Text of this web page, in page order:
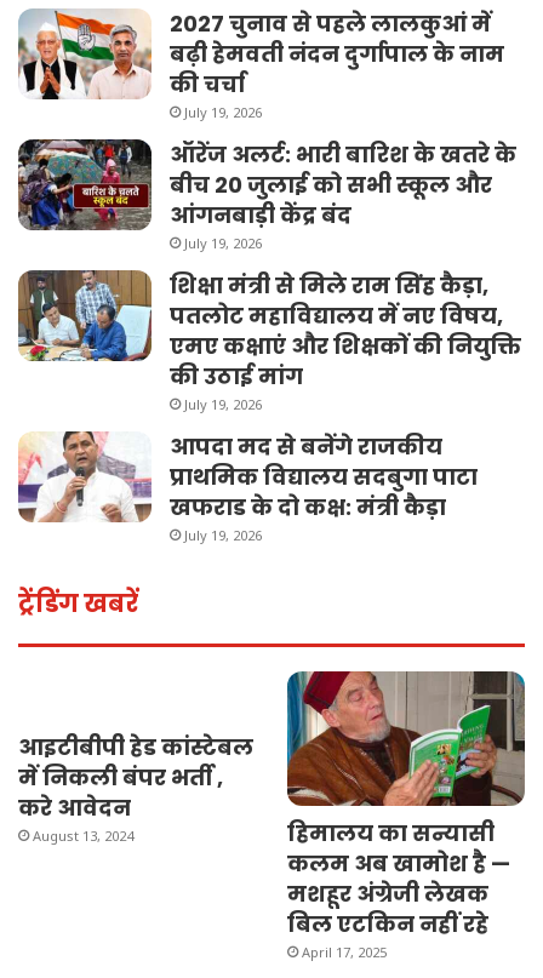
2027 चुनाव से पहले लालकुआं में
बढ़ी हेमवती नंदन दुर्गापाल के नाम
की चर्चा
July 19, 2026
ऑरेंज अलर्ट: भारी बारिश के खतरे के
बीच 20 जुलाई को सभी स्कूल और
आंगनबाड़ी केंद्र बंद
July 19, 2026
शिक्षा मंत्री से मिले राम सिंह कैड़ा,
पतलोट महाविद्यालय में नए विषय,
एमए कक्षाएं और शिक्षकों की नियुक्ति
की उठाई मांग
July 19, 2026
आपदा मद से बनेंगे राजकीय
प्राथमिक विद्यालय सदबुगा पाटा
खफराड के दो कक्ष: मंत्री कैड़ा
July 19, 2026
ट्रेंडिंग खबरें
आइटीबीपी हेड कांस्टेबल
में निकली बंपर भर्ती ,
करे आवेदन
August 13, 2024
हिमालय का सन्यासी
कलम अब खामोश है —
मशहूर अंग्रेजी लेखक
बिल एटकिन नहीं रहे
April 17, 2025